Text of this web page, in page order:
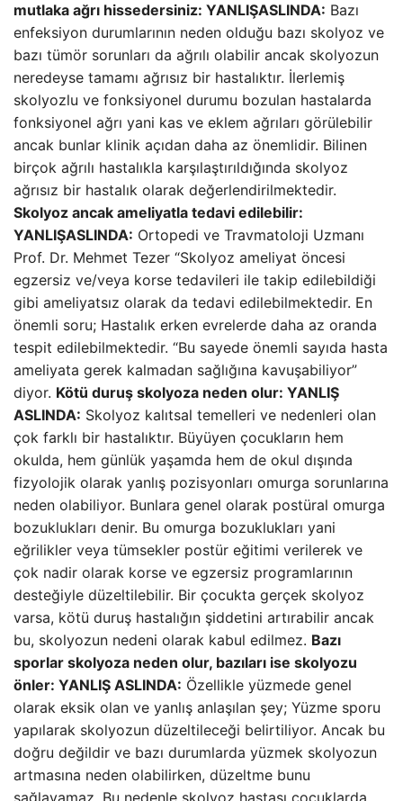
mutlaka ağrı hissedersiniz: YANLIŞASLINDA: Bazı
enfeksiyon durumlarının neden olduğu bazı skolyoz ve
bazı tümör sorunları da ağrılı olabilir ancak skolyozun
neredeyse tamamı ağrısız bir hastalıktır. İlerlemiş
skolyozlu ve fonksiyonel durumu bozulan hastalarda
fonksiyonel ağrı yani kas ve eklem ağrıları görülebilir
ancak bunlar klinik açıdan daha az önemlidir. Bilinen
birçok ağrılı hastalıkla karşılaştırıldığında skolyoz
ağrısız bir hastalık olarak değerlendirilmektedir.
Skolyoz ancak ameliyatla tedavi edilebilir:
YANLIŞASLINDA: Ortopedi ve Travmatoloji Uzmanı
Prof. Dr. Mehmet Tezer “Skolyoz ameliyat öncesi
egzersiz ve/veya korse tedavileri ile takip edilebildiği
gibi ameliyatsız olarak da tedavi edilebilmektedir. En
önemli soru; Hastalık erken evrelerde daha az oranda
tespit edilebilmektedir. “Bu sayede önemli sayıda hasta
ameliyata gerek kalmadan sağlığına kavuşabiliyor”
diyor. Kötü duruş skolyoza neden olur: YANLIŞ
ASLINDA: Skolyoz kalıtsal temelleri ve nedenleri olan
çok farklı bir hastalıktır. Büyüyen çocukların hem
okulda, hem günlük yaşamda hem de okul dışında
fizyolojik olarak yanlış pozisyonları omurga sorunlarına
neden olabiliyor. Bunlara genel olarak postüral omurga
bozuklukları denir. Bu omurga bozuklukları yani
eğrilikler veya tümsekler postür eğitimi verilerek ve
çok nadir olarak korse ve egzersiz programlarının
desteğiyle düzeltilebilir. Bir çocukta gerçek skolyoz
varsa, kötü duruş hastalığın şiddetini artırabilir ancak
bu, skolyozun nedeni olarak kabul edilmez. Bazı
sporlar skolyoza neden olur, bazıları ise skolyozu
önler: YANLIŞ ASLINDA: Özellikle yüzmede genel
olarak eksik olan ve yanlış anlaşılan şey; Yüzme sporu
yapılarak skolyozun düzeltileceği belirtiliyor. Ancak bu
doğru değildir ve bazı durumlarda yüzmek skolyozun
artmasına neden olabilirken, düzeltme bunu
sağlayamaz. Bu nedenle skolyoz hastası çocuklarda